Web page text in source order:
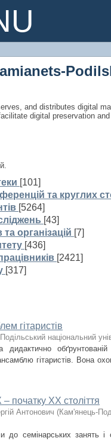
and distributes digital
digital preservation
[101]
та круглих
[5264]
[43]
організацій [7]
[436]
[2421]
[317]
гітаристів
національний
дидактично
гітаристів. Вона
– початку ХХ століття
Антонович (Кам'янець-
до семінарських занять і